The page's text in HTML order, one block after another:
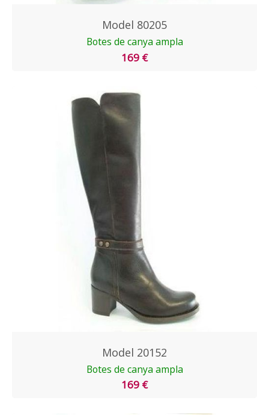
Model 80205
Botes de canya ampla
169 €
Model 20152
Botes de canya ampla
169 €